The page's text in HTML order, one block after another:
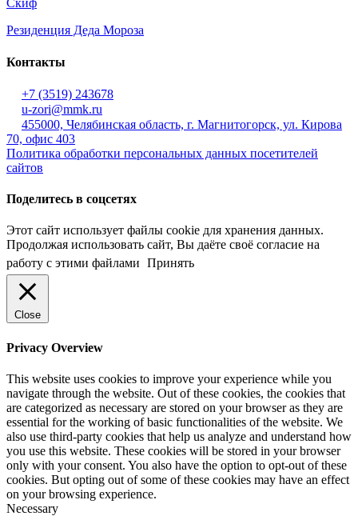
Скиф
Резиденция Деда Мороза
Контакты
+7 (3519) 243678
u-zori@mmk.ru
455000, Челябинская область, г. Магнитогорск, ул. Кирова
70, офис 403
Политика обработки персональных данных посетителей
сайтов
Поделитесь в соцсетях
Этот сайт использует файлы cookie для хранения данных.
Продолжая использовать сайт, Вы даёте своё согласие на
работу с этими файлами Принять
Close
Privacy Overview
This website uses cookies to improve your experience while you
navigate through the website. Out of these cookies, the cookies that
are categorized as necessary are stored on your browser as they are
essential for the working of basic functionalities of the website. We
also use third-party cookies that help us analyze and understand how
you use this website. These cookies will be stored in your browser
only with your consent. You also have the option to opt-out of these
cookies. But opting out of some of these cookies may have an effect
on your browsing experience.
Necessary